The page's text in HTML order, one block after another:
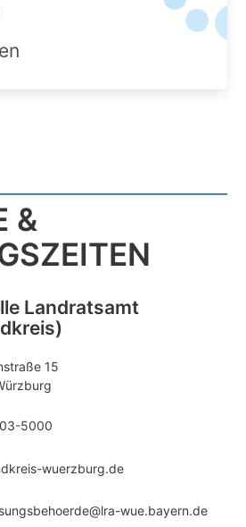
&
Landratsamt
15
5000
wuerzburg.de
wue.bayern.de